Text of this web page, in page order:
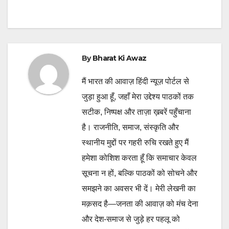
ByBharat Ki Awaz
मैं भारत की आवाज़ हिंदी न्यूज़ पोर्टल से
जुड़ा हुआ हूँ, जहाँ मेरा उद्देश्य पाठकों तक
सटीक, निष्पक्ष और ताज़ा ख़बरें पहुँचाना
है। राजनीति, समाज, संस्कृति और
स्थानीय मुद्दों पर गहरी रुचि रखते हुए मैं
हमेशा कोशिश करता हूँ कि समाचार केवल
सूचना न हों, बल्कि पाठकों को सोचने और
समझने का अवसर भी दें। मेरी लेखनी का
मक़सद है—जनता की आवाज़ को मंच देना
और देश-समाज से जुड़े हर पहलू को